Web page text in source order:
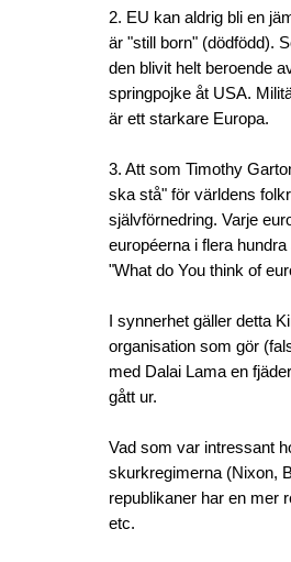
2. EU kan aldrig bli en
är "still born" (dödfödd).
den blivit helt beroende
springpojke åt USA.
är ett starkare Europa.
3. Att som Timothy
ska stå" för världens
självförnedring. Varje
européerna i flera
"What do You think of
I synnerhet gäller detta
organisation som gör
med Dalai Lama en
gått ur.
Vad som var intressant
skurkregimerna (Nixon,
republikaner har en mer
etc.